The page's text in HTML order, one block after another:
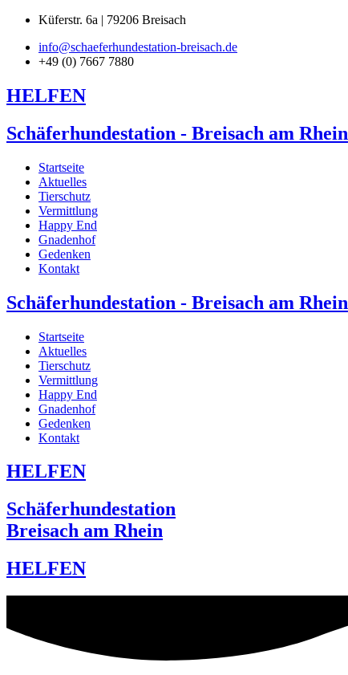
Küferstr. 6a | 79206 Breisach
info@schaeferhundestation-breisach.de
+49 (0) 7667 7880
HELFEN
Schäferhundestation - Breisach am Rhein
Startseite
Aktuelles
Tierschutz
Vermittlung
Happy End
Gnadenhof
Gedenken
Kontakt
Schäferhundestation - Breisach am Rhein
Startseite
Aktuelles
Tierschutz
Vermittlung
Happy End
Gnadenhof
Gedenken
Kontakt
HELFEN
Schäferhundestation
Breisach am Rhein
HELFEN